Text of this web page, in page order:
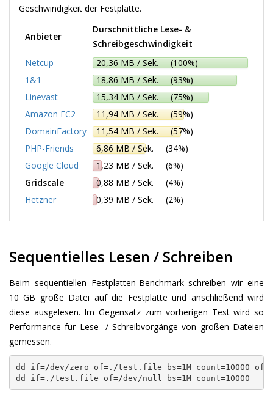
Geschwindigkeit der Festplatte.
Anbieter
Durschnittliche Lese- &
Schreibgeschwindigkeit
Netcup
20,36 MB / Sek. (100%)
1&1
18,86 MB / Sek. (93%)
Linevast
15,34 MB / Sek. (75%)
Amazon EC2
11,94 MB / Sek. (59%)
DomainFactory
11,54 MB / Sek. (57%)
PHP-Friends
6,86 MB / Sek. (34%)
Google Cloud
1,23 MB / Sek. (6%)
Gridscale
0,88 MB / Sek. (4%)
Hetzner
0,39 MB / Sek. (2%)
Sequentielles Lesen / Schreiben
Beim sequentiellen Festplatten-Benchmark schreiben wir eine
10 GB große Datei auf die Festplatte und anschließend wird
diese ausgelesen. Im Gegensatz zum vorherigen Test wird so
Performance für Lese- / Schreibvorgänge von großen Dateien
gemessen.
dd if=/dev/zero of=./test.file bs=1M count=10000